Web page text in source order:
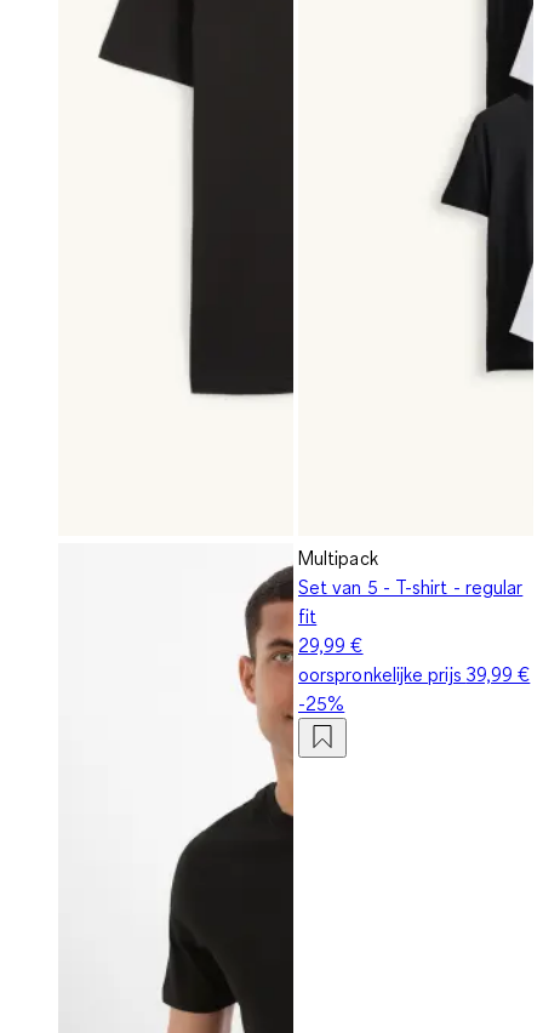
Multipack
Set van 5 - T-shirt - regular
fit
29,99 €
oorspronkelijke prijs 39,99 €
-25%